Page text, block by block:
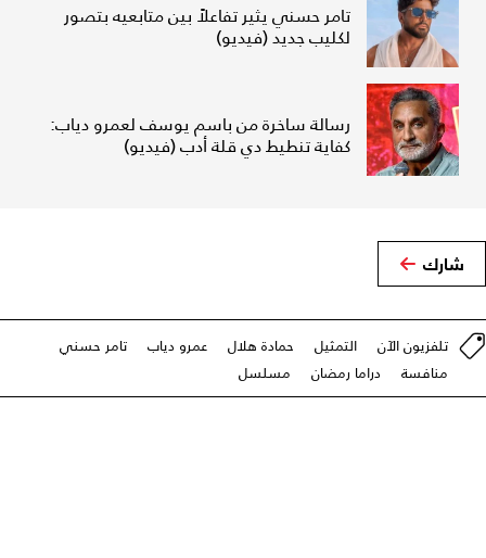
تامر حسني يثير تفاعلاً بين متابعيه بتصور
لكليب جديد (فيديو)
رسالة ساخرة من باسم يوسف لعمرو دياب:
كفاية تنطيط دي قلة أدب (فيديو)
شارك
تلفزيون الآن التمثيل حمادة هلال عمرو دياب
تامر حسني
منافسة
دراما رمضان مسلسل